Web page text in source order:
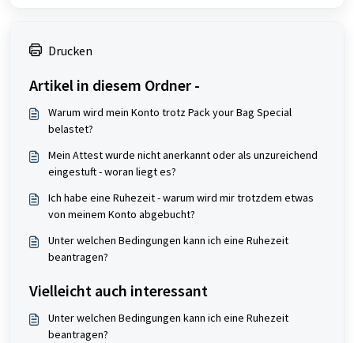
Drucken
Artikel in diesem Ordner -
Warum wird mein Konto trotz Pack your Bag Special
belastet?
Mein Attest wurde nicht anerkannt oder als unzureichend
eingestuft - woran liegt es?
Ich habe eine Ruhezeit - warum wird mir trotzdem etwas
von meinem Konto abgebucht?
Unter welchen Bedingungen kann ich eine Ruhezeit
beantragen?
Vielleicht auch interessant
Unter welchen Bedingungen kann ich eine Ruhezeit
beantragen?